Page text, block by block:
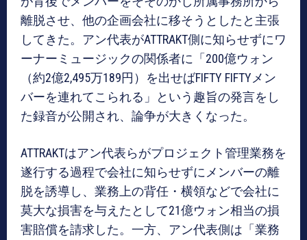
離脱させ、他の企画会社に移そうとしたと主張
してきた。アン代表がATTRAKT側に知らせずにワ
ーナーミュージックの関係者に「200億ウォン
（約2億2,495万189円）を出せばFIFTY FIFTYメン
バーを連れてこられる」という趣旨の発言をし
た録音が公開され、論争が大きくなった。
ATTRAKTはアン代表らがプロジェクト管理業務を
遂行する過程で会社に知らせずにメンバーの離
脱を誘導し、業務上の背任・横領などで会社に
莫大な損害を与えたとして21億ウォン相当の損
害賠償を請求した。一方、アン代表側は「業務